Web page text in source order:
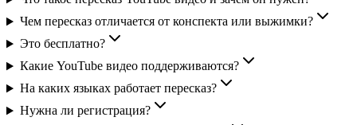
Чем пересказ отличается от конспекта или выжимки?
Это бесплатно?
Какие YouTube видео поддерживаются?
На каких языках работает пересказ?
Нужна ли регистрация?